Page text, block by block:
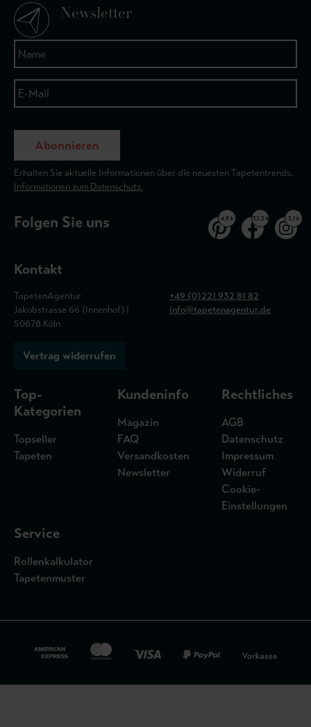
Newsletter
Abonnieren
Erhalten Sie aktuelle Informationen über die neuesten Tapetentrends.
Informationen zum Datenschutz.
Folgen Sie uns 4,9 k 32,5 k 3,1 k
Kontakt
TapetenAgentur
Jakobstrasse 66 (Innenhof) |
50678 Köln
+49 (0)221 932 81 82
info@tapetenagentur.de
Vertrag widerrufen
Top-
Kategorien
Topseller
Tapeten
Kundeninfo
Magazin
FAQ
Versandkosten
Newsletter
Rechtliches
AGB
Datenschutz
Impressum
Widerruf
Cookie-
Einstellungen
Service
Rollenkalkulator
Tapetenmuster